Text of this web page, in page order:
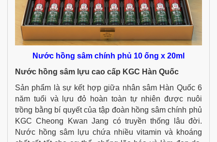
Nước hồng sâm chính phủ 10 ống x 20ml
Nước hồng sâm lựu cao cấp KGC Hàn Quốc
Sản phẩm là sự kết hợp giữa nhân sâm Hàn Quốc 6
năm tuổi và lựu đỏ hoàn toàn tự nhiên được nuôi
trồng bằng bí quyết của tập đoàn hồng sâm chính phủ
KGC Cheong Kwan Jang có truyền thống lâu đời.
Nước hồng sâm lựu chứa nhiều vitamin và khoáng